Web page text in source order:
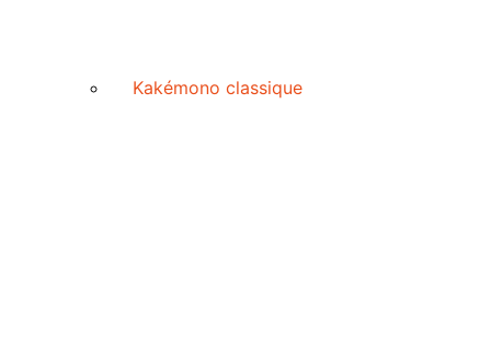
Kakémono classique